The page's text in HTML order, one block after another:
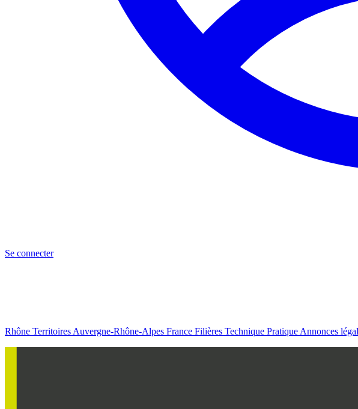
Se connecter
Rhône Territoires Auvergne-Rhône-Alpes France Filières Technique Pratique Annonces